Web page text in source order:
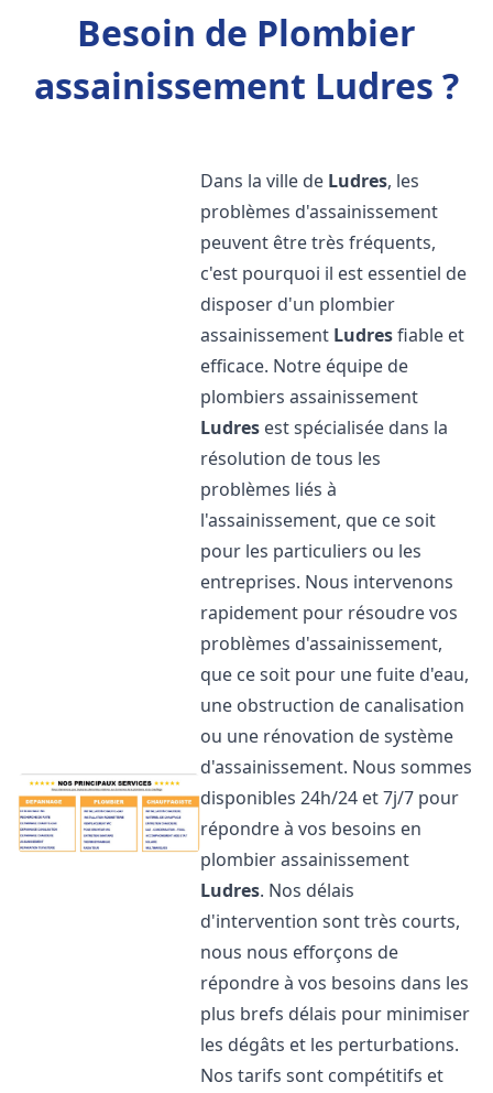
Besoin de Plombier
assainissement Ludres ?
Dans la ville de Ludres, les
problèmes d'assainissement
peuvent être très fréquents,
c'est pourquoi il est essentiel de
disposer d'un plombier
assainissement Ludresfiable et
efficace. Notre équipe de
plombiers assainissement
Ludres est spécialisée dans la
résolution de tous les
problèmes liés à
l'assainissement, que ce soit
pour les particuliers ou les
entreprises. Nous intervenons
rapidement pour résoudre vos
problèmes d'assainissement,
que ce soit pour une fuite d'eau,
une obstruction de canalisation
ou une rénovation de système
d'assainissement. Nous sommes
disponibles 24h/24 et 7j/7 pour
répondre à vos besoins en
plombier assainissement
Ludres. Nos délais
d'intervention sont très courts,
nous nous efforçons de
répondre à vos besoins dans les
plus brefs délais pour minimiser
les dégâts et les perturbations.
Nos tarifs sont compétitifs et